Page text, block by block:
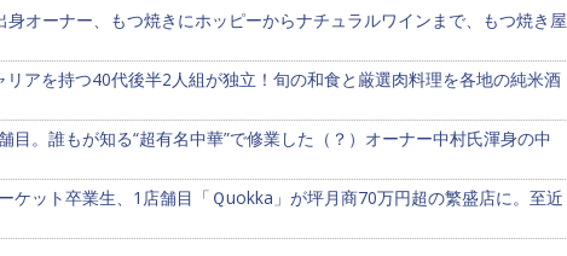
オーナー、もつ焼きにホッピーからナチュラルワインまで、もつ焼き屋
アを持つ40代後半2人組が独立！旬の和食と厳選肉料理を各地の純米酒
。誰もが知る“超有名中華”で修業した（？）オーナー中村氏渾身の中
ケット卒業生、1店舗目「Ｑuokka」が坪月商70万円超の繁盛店に。至近